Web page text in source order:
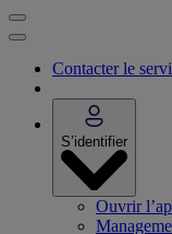
Contacter le
S’identifier
Ouvrir